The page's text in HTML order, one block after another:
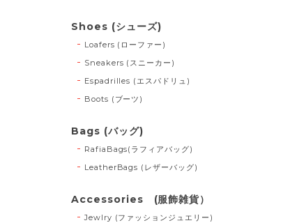
Shoes (シューズ)
Loafers (ローファー)
Sneakers (スニーカー)
Espadrilles (エスパドリュ)
Boots (ブーツ)
Bags (バッグ)
RafiaBags(ラフィアバッグ)
LeatherBags (レザーバッグ)
Accessories (服飾雑貨）
Jewlry (ファッションジュエリー)